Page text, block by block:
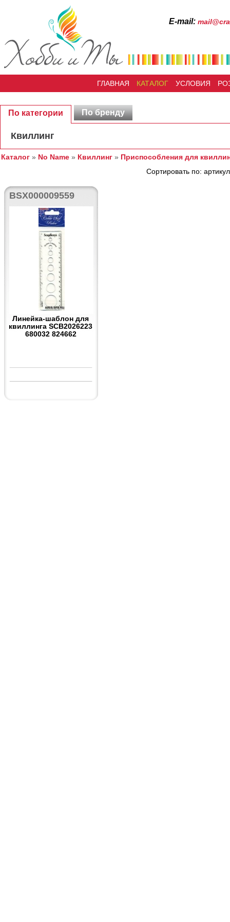
Е-mail:
ГЛАВНАЯ КАТАЛОГ УСЛОВИЯ
По категории По бренду
Квиллинг
Каталог » No Name » Квиллинг » Приспособления для
Сортировать по:
BSX000009559
Линейка-шаблон для
квиллинга SCB2026223
680032 824662